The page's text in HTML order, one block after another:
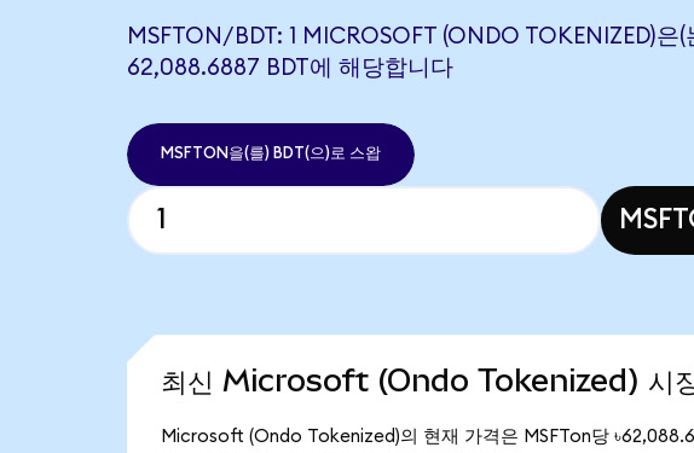
MSFTON/BDT: 1 MICROSOFT (ONDO TOKENIZED)은(
62,088.6887 BDT에 해당합니다
MSFTON을(를) BDT(으)로 스왑
최신 Microsoft (Ondo Tokenized) 시
Microsoft (Ondo Tokenized)의 현재 가격은 MSFTon당